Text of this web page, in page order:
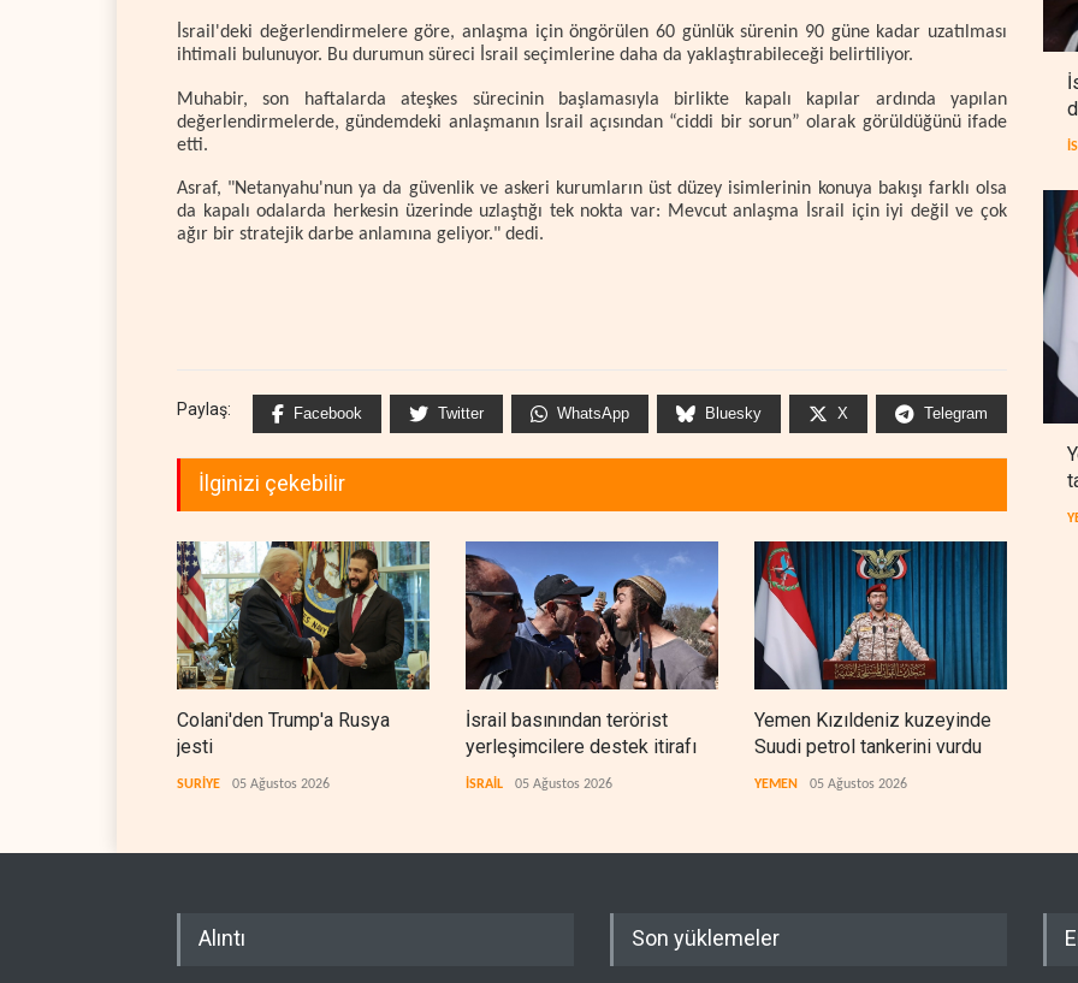
İsrail'deki değerlendirmelere göre, anlaşma için öngörülen 60 günlük sürenin 90 güne kadar uzatılması
ihtimali bulunuyor. Bu durumun süreci İsrail seçimlerine daha da yaklaştırabileceği belirtiliyor.
Muhabir, son haftalarda ateşkes sürecinin başlamasıyla birlikte kapalı kapılar ardında yapılan
değerlendirmelerde, gündemdeki anlaşmanın İsrail açısından “ciddi bir sorun” olarak görüldüğünü ifade
etti.
Asraf, "Netanyahu'nun ya da güvenlik ve askeri kurumların üst düzey isimlerinin konuya bakışı farklı olsa
da kapalı odalarda herkesin üzerinde uzlaştığı tek nokta var: Mevcut anlaşma İsrail için iyi değil ve çok
ağır bir stratejik darbe anlamına geliyor." dedi.
Paylaş: Facebook Twitter WhatsApp Bluesky X Telegram
İlginizi çekebilir
Colani'den Trump'a Rusya
jesti
SURİYE 05 Ağustos 2026
İsrail basınından terörist
yerleşimcilere destek itirafı
İSRAİL 05 Ağustos 2026
Yemen Kızıldeniz kuzeyinde
Suudi petrol tankerini vurdu
YEMEN 05 Ağustos 2026
Alıntı Son yüklemeler